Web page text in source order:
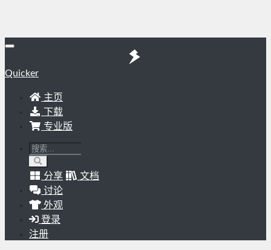
Quicker
主页
下载
专业版
分享
文档
讨论
外观
登录
注册